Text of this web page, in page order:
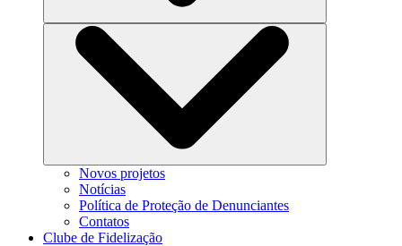
Novos projetos
Notícias
Política de Proteção de Denunciantes
Contatos
Clube de Fidelização